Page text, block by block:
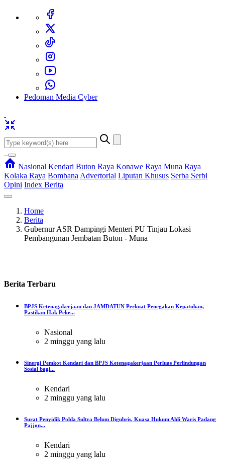
Pedoman Media Cyber
Nasional Kendari Buton Raya Konawe Raya Muna Raya
Kolaka Raya Bombana Advertorial Liputan Khusus Serba Serbi
Opini Index Berita
Home
Berita
Gubernur ASR Dampingi Menteri PU Tinjau Lokasi
Pembangunan Jembatan Buton - Muna
Berita Terbaru
BPJS Ketenagakerjaan dan JAMDATUN Perkuat Penegakan Kepatuhan,
Pastikan Hak Peke...
Nasional
2 minggu yang lalu
Sinergi Pemkot Kendari dan BPJS Ketenagakerjaan Perluas Perlindungan
Sosial bagi...
Kendari
2 minggu yang lalu
Surat Penyidik Polda Sultra Belum Digubris, Kuasa Hukum Ahli Waris Padang
Pajjon...
Kendari
2 minggu yang lalu